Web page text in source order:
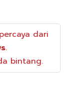
dari
.
bintang.